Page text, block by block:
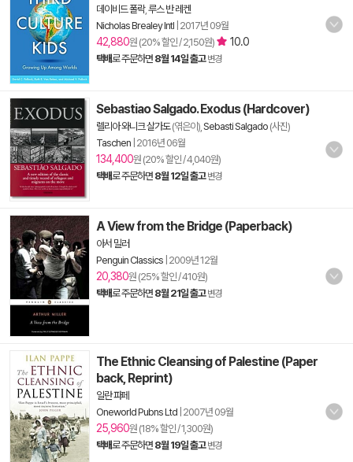
데이비드 폴락, 루스 반 레켄
Nicholas Brealey Intl 2017년 09월
42,880원 (20% 할인 / 2,150원) 10.0
택배로 주문하면 8월 14일 출고 변경
Sebastiao Salgado. Exodus (Hardcover)
렐리아 와니크 살가도(엮은이), Sebasti Salgado (사진)
Taschen 2016년 06월
134,400원 (20% 할인 / 4,040원)
택배로 주문하면 8월 12일 출고 변경
A View from the Bridge (Paperback)
아서 밀러
Penguin Classics 2009년 12월
20,380원 (25% 할인 / 410원)
택배로 주문하면 8월 21일 출고 변경
The Ethnic Cleansing of Palestine (Paper
back, Reprint)
일란 파페
Oneworld Pubns Ltd 2007년 09월
25,960원 (18% 할인 / 1,300원)
택배로 주문하면 8월 19일 출고 변경